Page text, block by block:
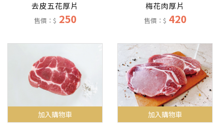
去皮五花厚片
售價：$ 250
梅花肉厚片
售價：$ 420
加入購物車 加入購物車